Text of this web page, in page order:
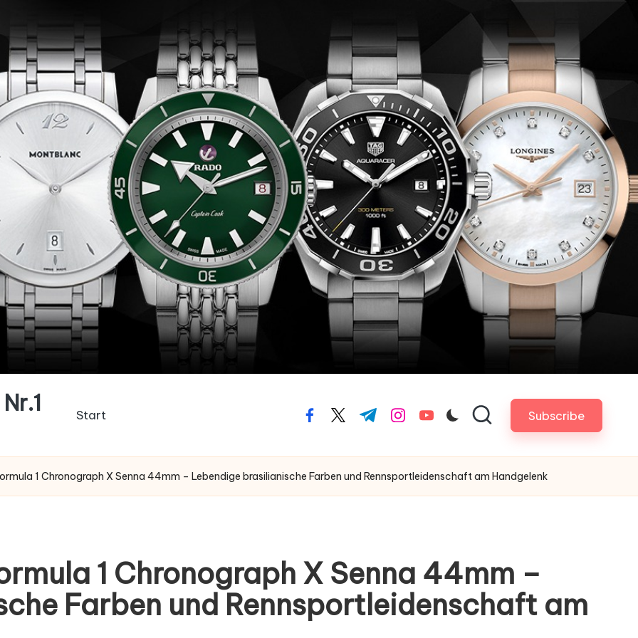
Start facebook.com
twitter.com
t.me instagram.com
youtube.com Subscribe
1 Chronograph X Senna 44mm – Lebendige brasilianische Farben und Rennsportleidenschaft am Handgelenk
1 Chronograph X Senna 44mm –
Farben und Rennsportleidenschaft am